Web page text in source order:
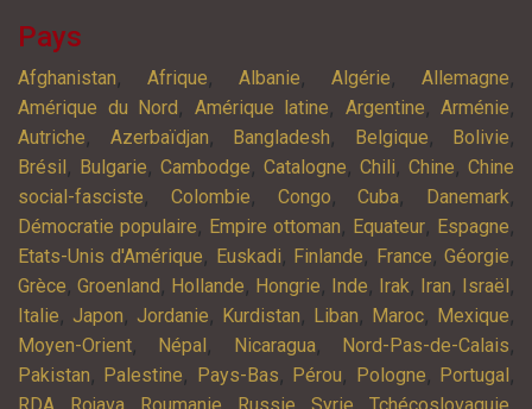
Pays
Afghanistan, Afrique, Albanie, Algérie, Allemagne,
Amérique du Nord, Amérique latine, Argentine, Arménie,
Autriche, Azerbaïdjan, Bangladesh, Belgique, Bolivie,
Brésil, Bulgarie, Cambodge, Catalogne, Chili, Chine, Chine
social-fasciste, Colombie, Congo,Cuba, Danemark,
Démocratie populaire, Empire ottoman, Equateur, Espagne,
Etats-Unis d'Amérique, Euskadi, Finlande, France,Géorgie,
Grèce, Groenland, Hollande, Hongrie, Inde, Irak, Iran, Israël,
Italie, Japon, Jordanie, Kurdistan, Liban, Maroc, Mexique,
Moyen-Orient, Népal, Nicaragua, Nord-Pas-de-Calais,
Pakistan, Palestine, Pays-Bas, Pérou, Pologne, Portugal,
, , , , , ,